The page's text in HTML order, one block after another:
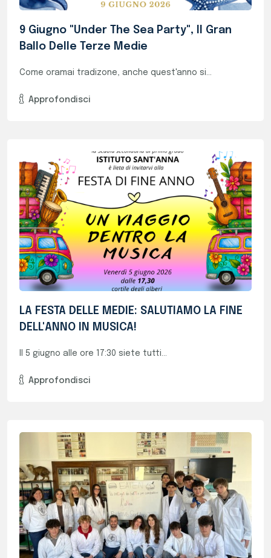
LA FESTA DELLE MEDIE: SALUTIAMO LA FINE
DELL'ANNO IN MUSICA!
Il 5 giugno alle ore 17:30 siete tutti...
Approfondisci
Finalisti Al Concorso Mad For Science!
Con il progetto “EATEN: la sinErgiA dei...
Approfondisci